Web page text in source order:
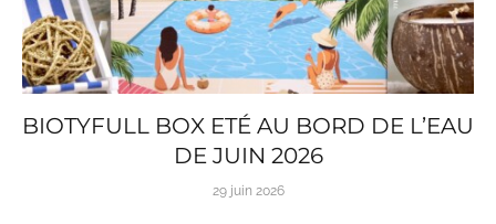
BIOTYFULL BOX ETÉ AU BORD DE L’EAU
DE JUIN 2026
29 juin 2026